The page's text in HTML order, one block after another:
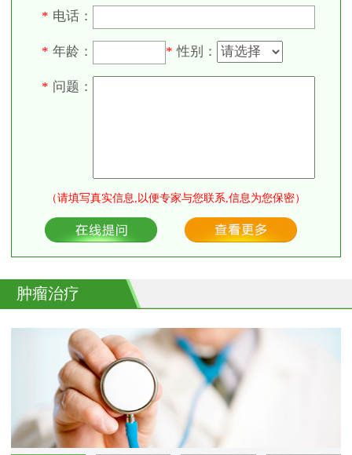
* 电话：
* 年龄： * 性别：
* 问题：
（请填写真实信息,以便专家与您联系,信息为您保密）
肿瘤治疗